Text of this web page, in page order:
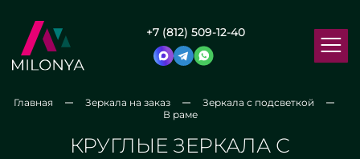
+7 (812) 509-12-40
Главная Зеркала на заказ
Зеркала с подсветкой
В раме
КРУГЛЫЕ ЗЕРКАЛА С